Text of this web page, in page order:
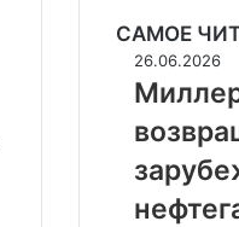
САМОЕ
Миллер
заявил
возвращении
зарубежных
компаний
26.06.2026